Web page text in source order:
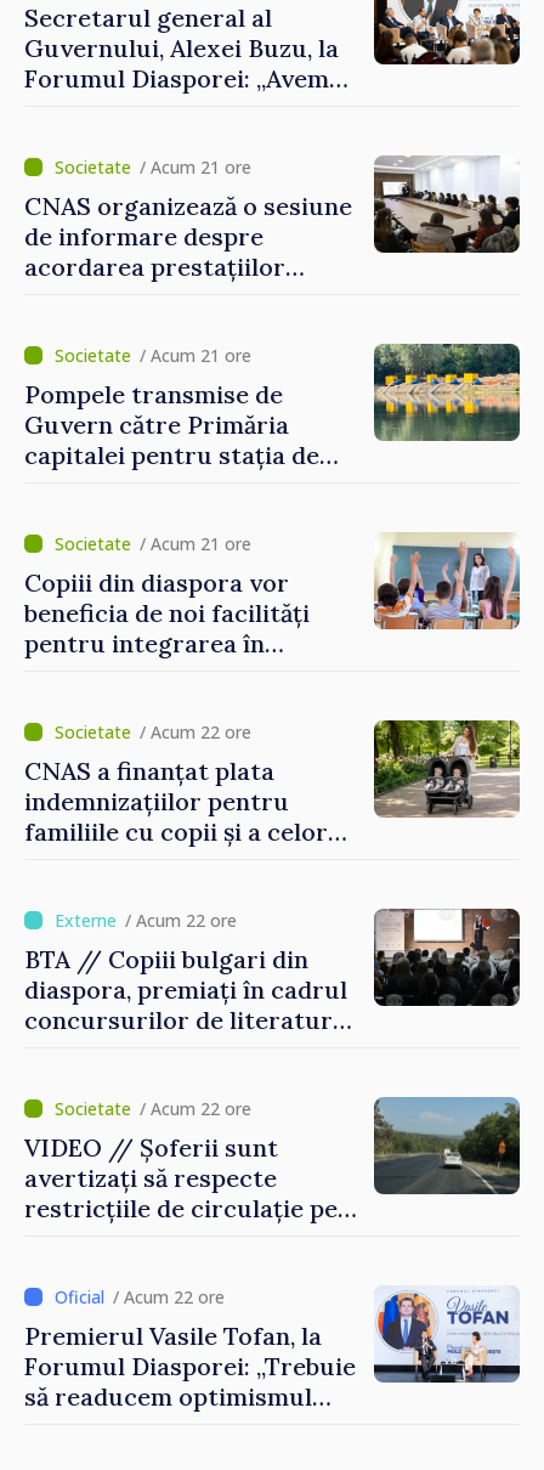
Secretarul general al
Guvernului, Alexei Buzu, la
Forumul Diasporei: „Avem
construi comunități mai
puternice”
/ Acum 21 ore
CNAS organizează o sesiune
de informare despre
acordarea prestațiilor
invitați să se înscrie la
eveniment
/ Acum 21 ore
Pompele transmise de
Guvern către Primăria
capitalei pentru stația de
puse în funcțiune
/ Acum 21 ore
Copiii din diaspora vor
beneficia de noi facilități
pentru integrarea în
/ Acum 22 ore
CNAS a finanțat plata
indemnizațiilor pentru
familiile cu copii și a celor
/ Acum 22 ore
BTA // Copiii bulgari din
diaspora, premiați în cadrul
concursurilor de literatură,
Bulgarii din Străinătate
/ Acum 22 ore
VIDEO // Șoferii sunt
avertizați să respecte
restricțiile de circulație pe
reparație/ Acum 22 ore
Premierul Vasile Tofan, la
Forumul Diasporei: „Trebuie
să readucem optimismul